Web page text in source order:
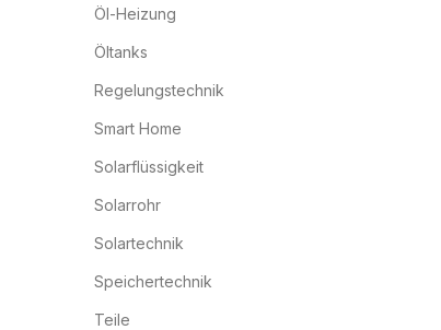
Öl-Heizung
Öltanks
Regelungstechnik
Smart Home
Solarflüssigkeit
Solarrohr
Solartechnik
Speichertechnik
Teile